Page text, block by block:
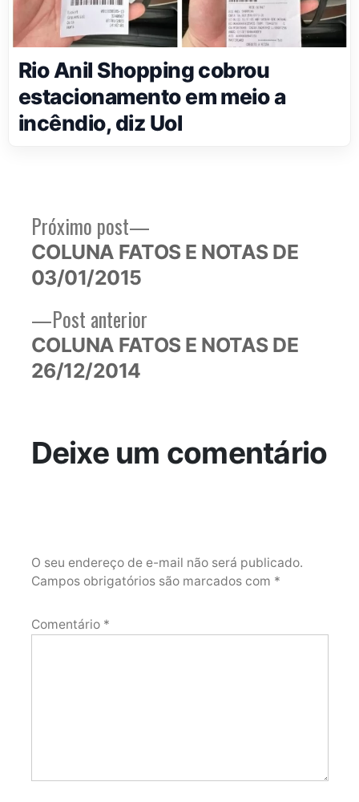
Rio Anil Shopping cobrou
estacionamento em meio a
incêndio, diz Uol
Navegação
de
Post
Post anteriorPost
anterior:
COLUNA FATOS E NOTAS DE
26/12/2014
Próximo post
Próximo
post:
COLUNA FATOS E NOTAS DE
03/01/2015
Deixe um comentário
O seu endereço de e-mail não será publicado.
Campos obrigatórios são marcados com *
Comentário *